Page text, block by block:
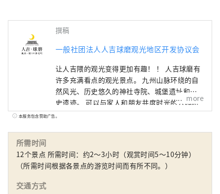
撰稿
一般社团法人人吉球磨观光地区开发协议会
让人吉隈的观光变得更加有趣！ ！ 人吉球磨有
许多充满看点的观光景点。 九州山脉环绕的自
然风光、历史悠久的神社寺院、城堡遗址​​和历
史遗迹。 可以与家人和朋友共度时光的公园和
设施，以及可以感受人吉隈独有的历史和文化
more
本服务包含赞助广告。
所需时间
12个景点 所需时间：约2～3小时（观赏时间5～10分钟）
（所需时间根据各景点的游览时间而有所不同。）
交通方式